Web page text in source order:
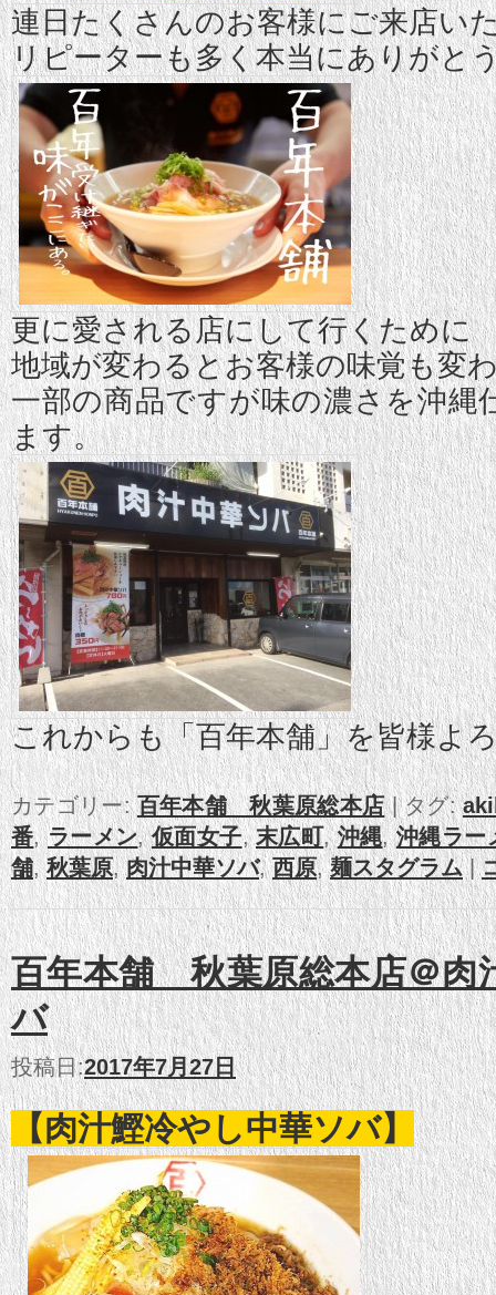
連日たくさんのお客様にご来店い
リピーターも多く本当にありがと
更に愛される店にして行くために
地域が変わるとお客様の味覚も変
一部の商品ですが味の濃さを沖縄
ます。
これからも「百年本舗」を皆様よ
カテゴリー: 百年本舗 秋葉原総本店 |タグ:
番,ラーメン,仮面女子,末広町,沖縄,沖縄ラー
舗,秋葉原,肉汁中華ソバ,西原,麺スタグラム |
百年本舗 秋葉原総本店＠肉
バ
投稿日:2017年7月27日
【肉汁鰹冷やし中華ソバ】